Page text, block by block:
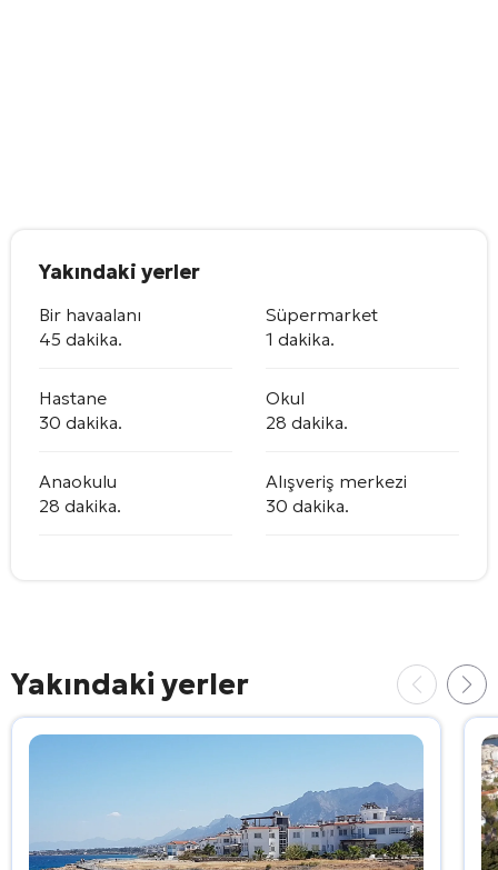
Yakındaki yerler
Bir havaalanı
45 dakika.
Süpermarket
1 dakika.
Hastane
30 dakika.
Okul
28 dakika.
Anaokulu
28 dakika.
Alışveriş merkezi
30 dakika.
Yakındaki yerler